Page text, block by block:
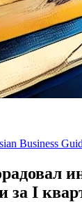
Business
за I